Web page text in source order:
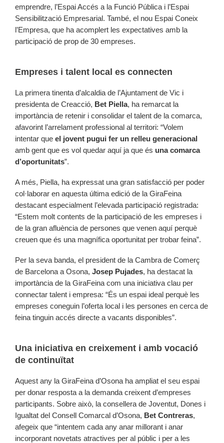
emprendre, l’Espai Accés a la Funció Pública i l’Espai
Sensibilització Empresarial. També, el nou Espai Coneix
l’Empresa, que ha acomplert les expectatives amb la
participació de prop de 30 empreses.
Empreses i talent local es connecten
La primera tinenta d’alcaldia de l’Ajuntament de Vic i
presidenta de Creacció, Bet Piella, ha remarcat la
importància de retenir i consolidar el talent de la comarca,
afavorint l’arrelament professional al territori: “Volem
intentar que el jovent pugui fer un relleu generacional
amb gent que es vol quedar aquí ja que és una comarca
d’oportunitats”.
A més, Piella, ha expressat una gran satisfacció per poder
col·laborar en aquesta última edició de la GiraFeina
destacant especialment l’elevada participació registrada:
“Estem molt contents de la participació de les empreses i
de la gran afluència de persones que venen aquí perquè
creuen que és una magnífica oportunitat per trobar feina”.
Per la seva banda, el president de la Cambra de Comerç
de Barcelona a Osona, Josep Pujades, ha destacat la
importància de la GiraFeina com una iniciativa clau per
connectar talent i empresa: “És un espai ideal perquè les
empreses coneguin l’oferta local i les persones en cerca de
feina tinguin accés directe a vacants disponibles”.
Una iniciativa en creixement i amb vocació
de continuïtat
Aquest any la GiraFeina d’Osona ha ampliat el seu espai
per donar resposta a la demanda creixent d’empreses
participants. Sobre això, la consellera de Joventut, Dones i
Igualtat del Consell Comarcal d’Osona, Bet Contreras,
afegeix que “intentem cada any anar millorant i anar
incorporant novetats atractives per al públic i per a les